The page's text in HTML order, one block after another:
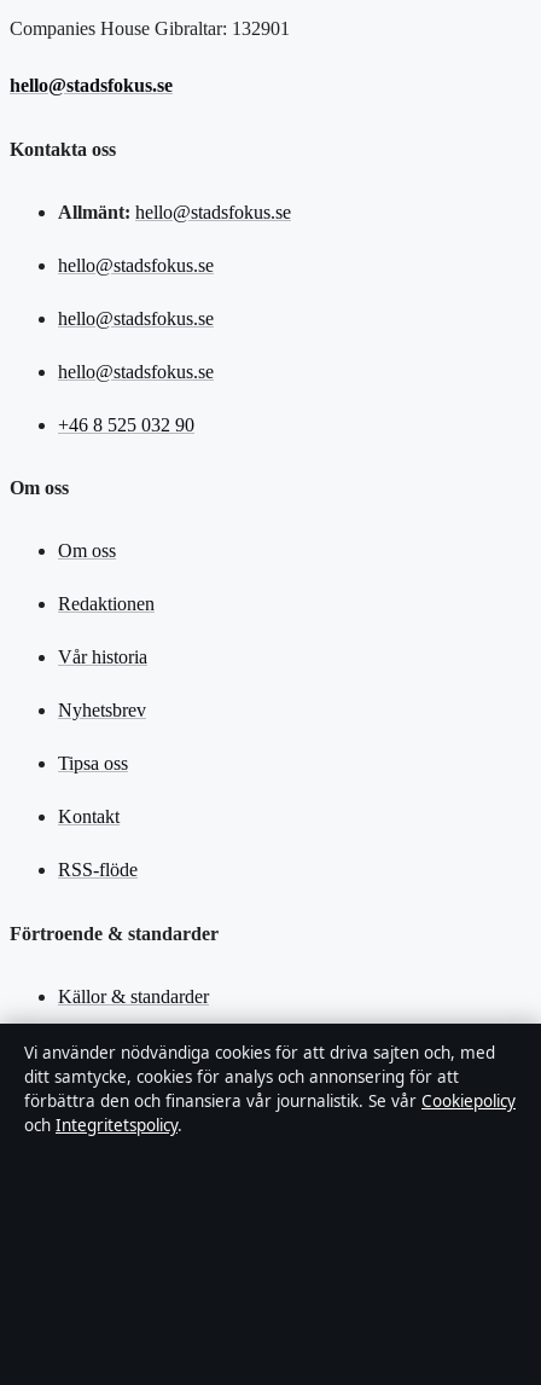
Companies House Gibraltar: 132901
hello@stadsfokus.se
Kontakta oss
Allmänt: hello@stadsfokus.se
hello@stadsfokus.se
hello@stadsfokus.se
hello@stadsfokus.se
+46 8 525 032 90
Om oss
Om oss
Redaktionen
Vår historia
Nyhetsbrev
Tipsa oss
Kontakt
RSS-flöde
Förtroende & standarder
Källor & standarder
Redaktionell policy
Rättelsepolicy
Vi använder nödvändiga cookies för att driva sajten och, med
ditt samtycke, cookies för analys och annonsering för att
förbättra den och finansiera vår journalistik. Se vår Cookiepolicy
och Integritetspolicy.